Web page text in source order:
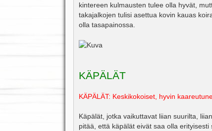
kintereen kulmausten tulee olla hyvät,
takajalkojen tulisi asettua kovin kauas
olla tasapainossa.
KÄPÄLÄT
KÄPÄLÄT: Keskikokoiset, hyvin
Käpälät, jotka vaikuttavat liian suurilta,
pitää, että käpälät eivät saa olla